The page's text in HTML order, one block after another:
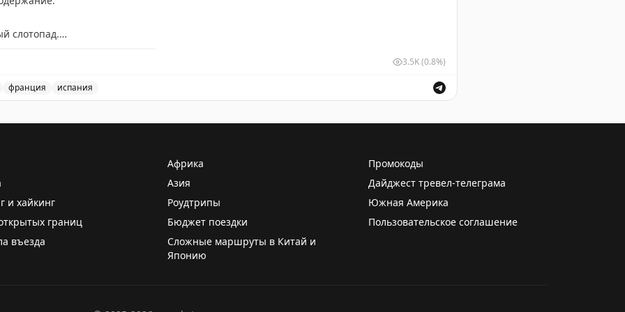
слотопад.
3.5K(0.8%)
франция испания
Африка
Промокоды
Азия
Дайджест тревел-телеграма
и хайкинг Роудтрипы
Южная Америка
границ Бюджет поездки
Пользовательское соглашение
въезда
Сложные маршруты в Китай и
Японию